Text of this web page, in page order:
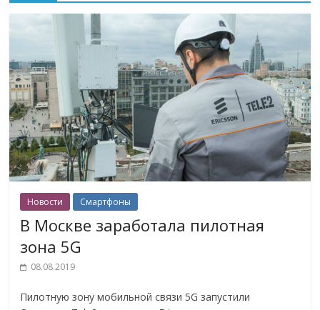
Новости Смартфоны
В Москве заработала пилотная
зона 5G
08.08.2019
Пилотную зону мобильной связи 5G запустили